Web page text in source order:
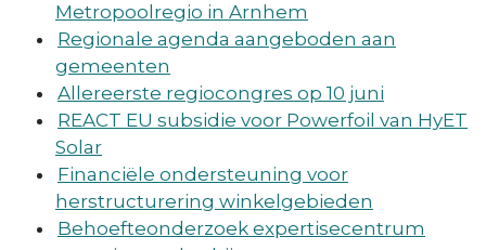
Metropoolregio in Arnhem
Regionale agenda aangeboden aan
gemeenten
Allereerste regiocongres op 10 juni
REACT EU subsidie voor Powerfoil van HyET
Solar
Financiële ondersteuning voor
herstructurering winkelgebieden
Behoefteonderzoek expertisecentrum